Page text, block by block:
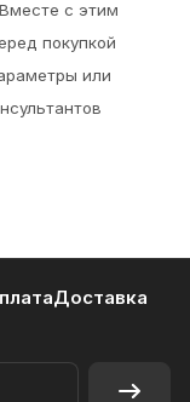
с этим
покупкой
или
Доставка